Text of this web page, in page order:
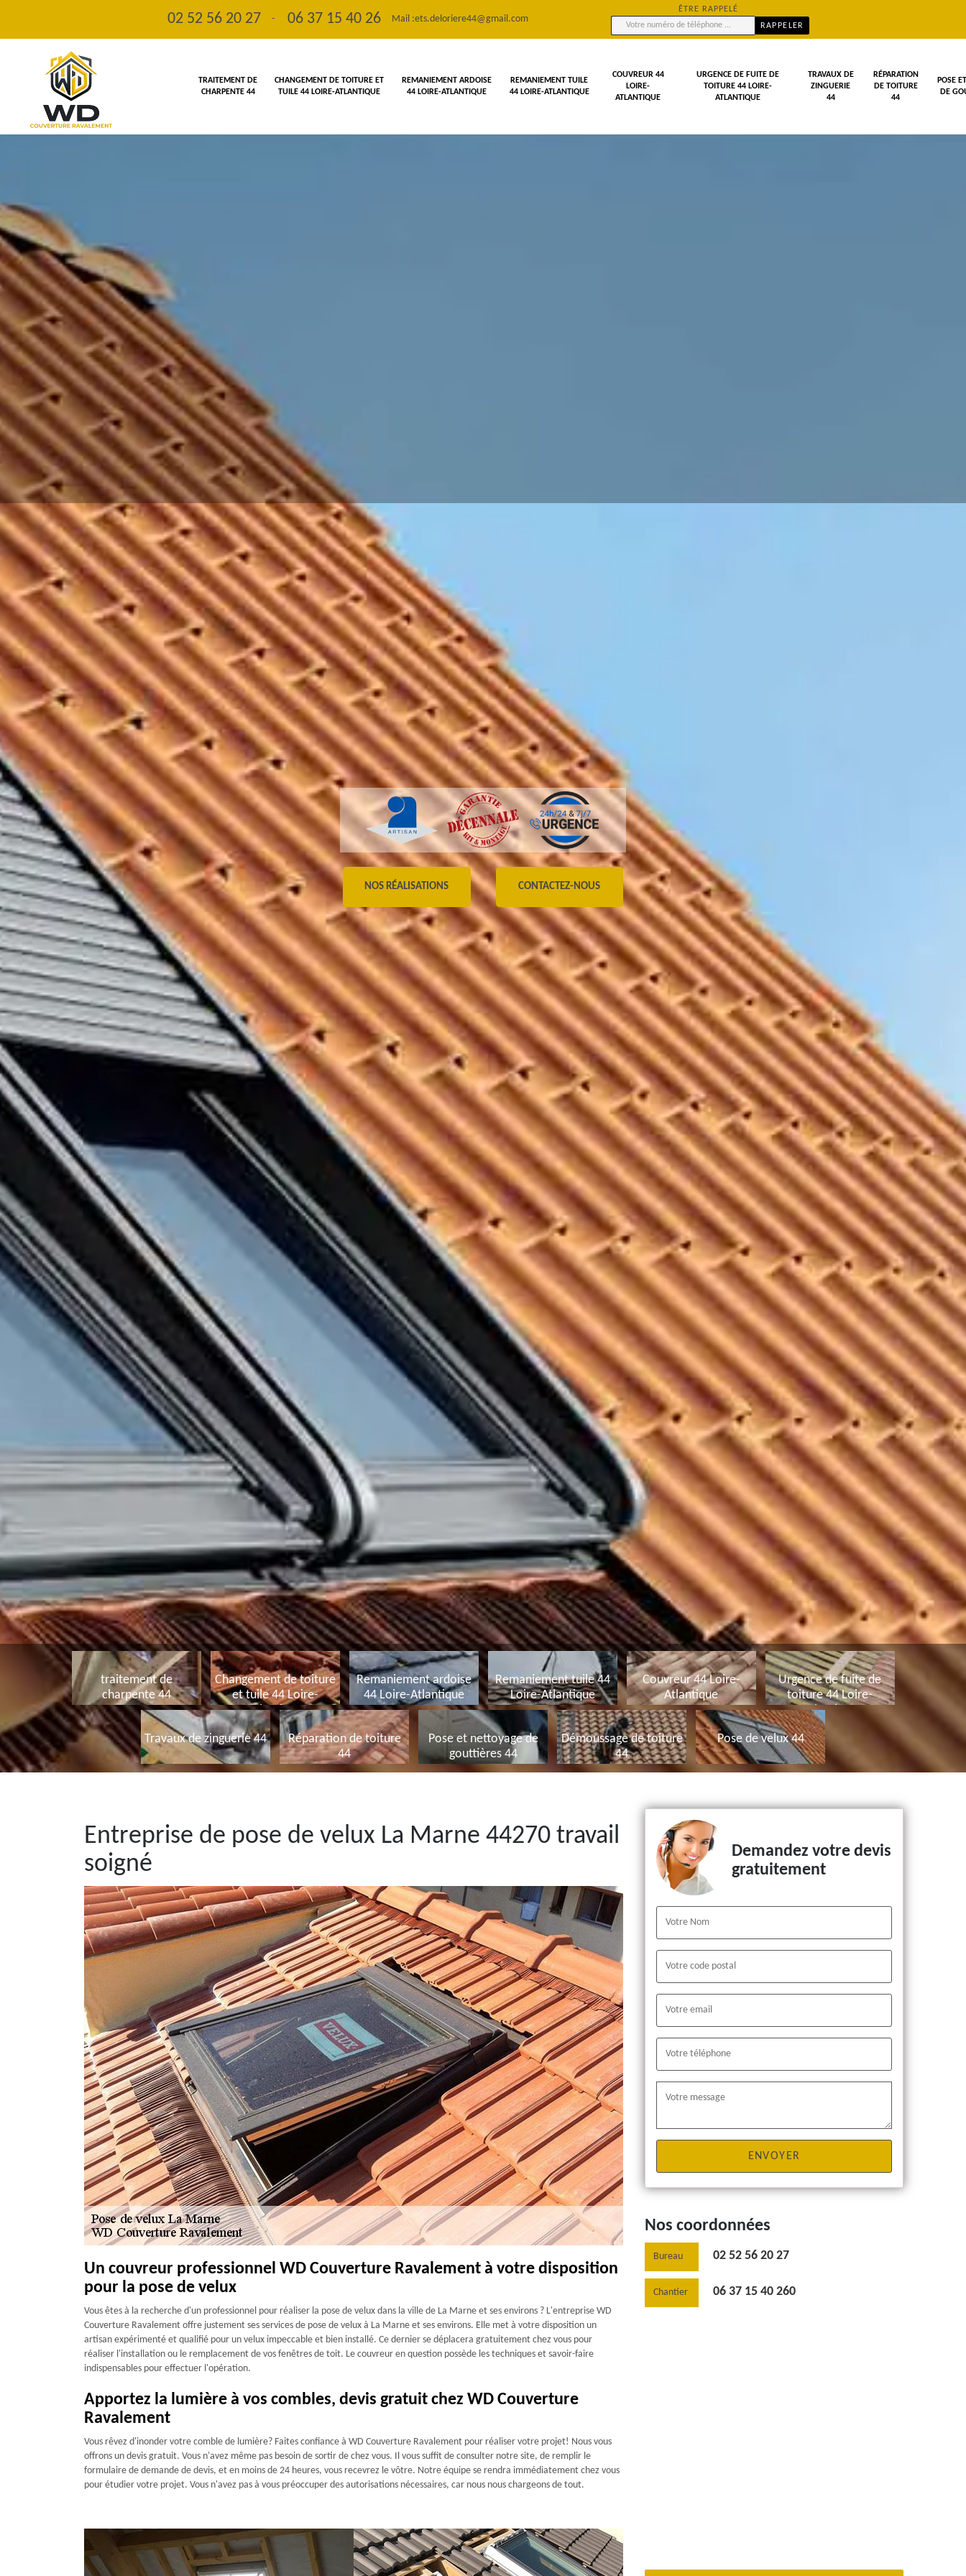
02 52 56 20 27 - 06 37 15 40 26 Mail :ets.deloriere44@gmail.com
ÊTRE RAPPELÉ
TRAITEMENT DE
CHARPENTE 44
CHANGEMENT DE TOITURE ET
TUILE 44 LOIRE-ATLANTIQUE
REMANIEMENT ARDOISE
44 LOIRE-ATLANTIQUE
REMANIEMENT TUILE
44 LOIRE-ATLANTIQUE
COUVREUR 44
LOIRE-
ATLANTIQUE
URGENCE DE FUITE DE
TOITURE 44 LOIRE-
ATLANTIQUE
TRAVAUX DE
ZINGUERIE
44
RÉPARATION
DE TOITURE
44
POSE
DE
NOS RÉALISATIONS CONTACTEZ-NOUS
traitement de
charpente 44
Changement de toiture
et tuile 44 Loire-
Atlantique
Remaniement ardoise
44 Loire-Atlantique
Remaniement tuile 44
Loire-Atlantique
Couvreur 44 Loire-
Atlantique
Urgence de fuite de
toiture 44 Loire-
Atlantique
Travaux de zinguerie 44
Réparation de toiture
44
Pose et nettoyage de
gouttières 44
Démoussage de toiture
44
Pose de velux 44
Entreprise de pose de velux La Marne 44270 travail
soigné
Un couvreur professionnel WD Couverture Ravalement à votre disposition
pour la pose de velux
Vous êtes à la recherche d'un professionnel pour réaliser la pose de velux dans la ville de La Marne et ses environs ? L'entreprise WD
Couverture Ravalement offre justement ses services de pose de velux à La Marne et ses environs. Elle met à votre disposition un
artisan expérimenté et qualifié pour un velux impeccable et bien installé. Ce dernier se déplacera gratuitement chez vous pour
réaliser l'installation ou le remplacement de vos fenêtres de toit. Le couvreur en question possède les techniques et savoir-faire
indispensables pour effectuer l'opération.
Apportez la lumière à vos combles, devis gratuit chez WD Couverture
Ravalement
Vous rêvez d'inonder votre comble de lumière? Faites confiance à WD Couverture Ravalement pour réaliser votre projet! Nous vous
offrons un devis gratuit. Vous n'avez même pas besoin de sortir de chez vous. Il vous suffit de consulter notre site, de remplir le
formulaire de demande de devis, et en moins de 24 heures, vous recevrez le vôtre. Notre équipe se rendra immédiatement chez vous
pour étudier votre projet. Vous n'avez pas à vous préoccuper des autorisations nécessaires, car nous nous chargeons de tout.
Demandez votre devis
gratuitement
Nos coordonnées
Bureau 02 52 56 20 27
Chantier 06 37 15 40 260